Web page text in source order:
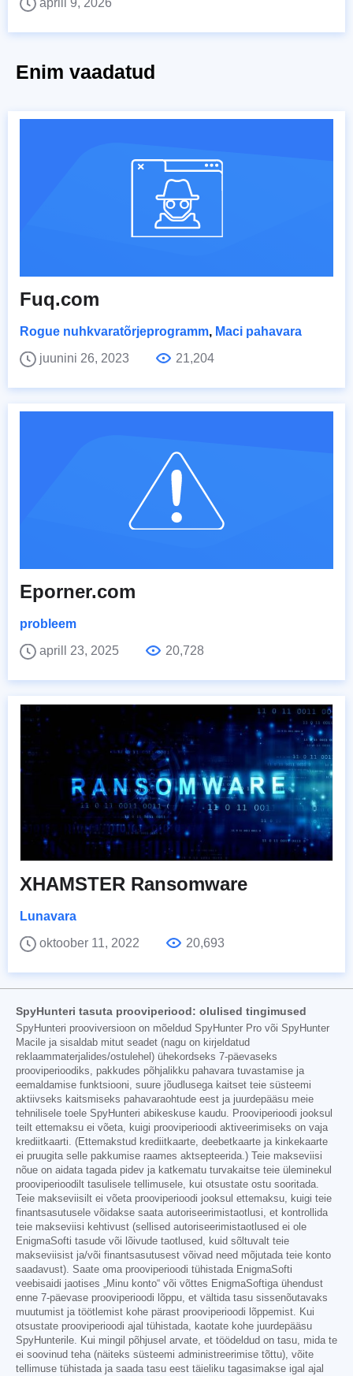
Enim vaadatud
Fuq.com
Rogue nuhkvaratõrjeprogramm, Maci pahavara
juunini 26, 2023
21,204
Eporner.com
probleem
aprill 23, 2025
20,728
XHAMSTER Ransomware
Lunavara
oktoober 11, 2022
20,693
SpyHunteri tasuta prooviperiood: olulised tingimused
SpyHunteri prooviversioon on mõeldud SpyHunter Pro või SpyHunter
Macile ja sisaldab mitut seadet (nagu on kirjeldatud
reklaammaterjalides/ostulehel) ühekordseks 7-päevaseks
prooviperioodiks, pakkudes põhjalikku pahavara tuvastamise ja
eemaldamise funktsiooni, suure jõudlusega kaitset teie süsteemi
aktiivseks kaitsmiseks pahavaraohtude eest ja juurdepääsu meie
tehnilisele toele SpyHunteri abikeskuse kaudu. Prooviperioodi jooksul
teilt ettemaksu ei võeta, kuigi prooviperioodi aktiveerimiseks on vaja
krediitkaarti. (Ettemakstud krediitkaarte, deebetkaarte ja kinkekaarte
ei pruugita selle pakkumise raames aktsepteerida.) Teie makseviisi
nõue on aidata tagada pidev ja katkematu turvakaitse teie üleminekul
prooviperioodilt tasulisele tellimusele, kui otsustate ostu sooritada.
Teie makseviisilt ei võeta prooviperioodi jooksul ettemaksu, kuigi teie
finantsasutusele võidakse saata autoriseerimistaotlusi, et kontrollida
teie makseviisi kehtivust (sellised autoriseerimistaotlused ei ole
EnigmaSofti tasude või lõivude taotlused, kuid sõltuvalt teie
makseviisist ja/või finantsasutusest võivad need mõjutada teie konto
saadavust). Saate oma prooviperioodi tühistada EnigmaSofti
veebisaidi jaotises „Minu konto“ või võttes EnigmaSoftiga ühendust
enne 7-päevase prooviperioodi lõppu, et vältida tasu sissenõutavaks
muutumist ja töötlemist kohe pärast prooviperioodi lõppemist. Kui
otsustate prooviperioodi ajal tühistada, kaotate kohe juurdepääsu
SpyHunterile. Kui mingil põhjusel arvate, et töödeldud on tasu, mida te
ei soovinud teha (näiteks süsteemi administreerimise tõttu), võite
tellimuse tühistada ja saada tasu eest täieliku tagasimakse igal ajal